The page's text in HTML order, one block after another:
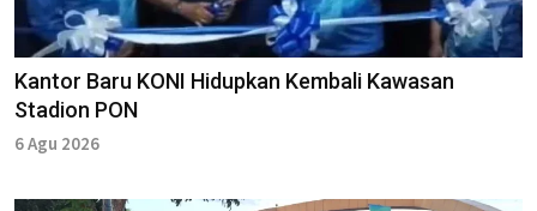
Kantor Baru KONI Hidupkan Kembali Kawasan
Stadion PON
6 Agu 2026